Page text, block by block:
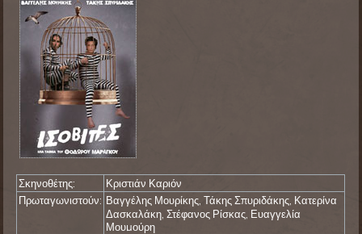
Σκηνοθέτης:
Κριστιάν Καριόν
Πρωταγωνιστούν: Βαγγέλης Μουρίκης, Τάκης Σπυριδάκης, Κατερίνα
Δασκαλάκη, Στέφανος Ρίσκας, Ευαγγελία
Μουμούρη